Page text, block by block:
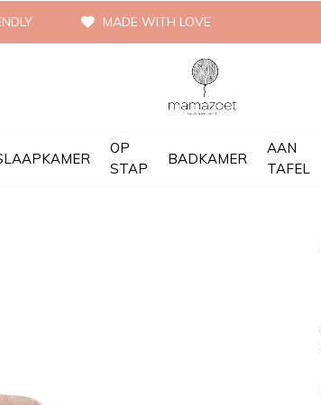
OP
STAP
BADKAMER
AAN
TAFEL
MADE WITH LOVE